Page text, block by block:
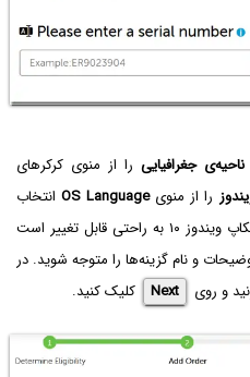
ناحیه‌ی جغرافیایی را از منوی کرکرها‌ی
را از منویOS Languageانتخاب
کنید. البته این موارد پس از ریکاوری بکاپ ویندوز ۱۰ به راحتی قابل تغییر است
و نام گزینه‌ها را متوجه شوید. در
و روی
Next کلیک کنید.